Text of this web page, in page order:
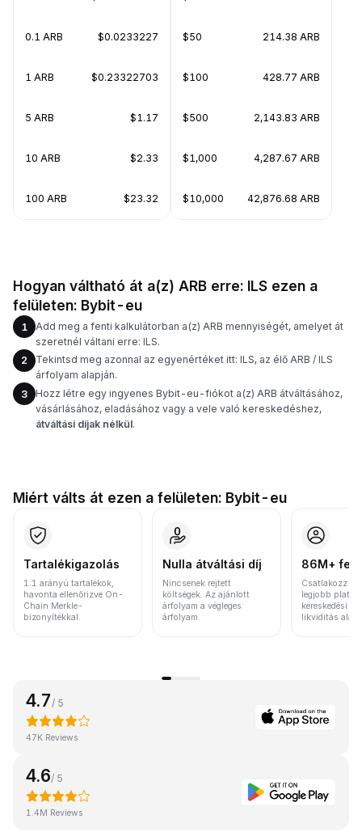
0.1 ARB $0.0233227
1 ARB $0.23322703
5 ARB $1.17
10 ARB $2.33
100 ARB $23.32
$50 214.38 ARB
$100 428.77 ARB
$500 2,143.83 ARB
$1,000 4,287.67 ARB
$10,000 42,876.68 ARB
Hogyan váltható át a(z) ARB erre: ILS ezen a
felületen: Bybit-eu
1
Add meg a fenti kalkulátorban a(z) ARB mennyiségét, amelyet át
szeretnél váltani erre: ILS.
2
Tekintsd meg azonnal az egyenértéket itt: ILS, az élő ARB / ILS
árfolyam alapján.
3
Hozz létre egy ingyenes Bybit-eu-fiókot a(z) ARB átváltásához,
vásárlásához, eladásához vagy a vele való kereskedéshez,
átváltási díjak nélkül.
Miért válts át ezen a felületen: Bybit-eu
Tartalékigazolás
1:1 arányú tartalékok,
havonta ellenőrizve On-
Chain Merkle-
bizonyítékkal.
Nulla átváltási díj
Nincsenek rejtett
költségek. Az ajánlott
árfolyam a végleges
árfolyam.
86M+
Csatlakozz a
legjobb
kereskedési
likviditás
4.7 / 5
47K Reviews
4.6/ 5
1.4M Reviews